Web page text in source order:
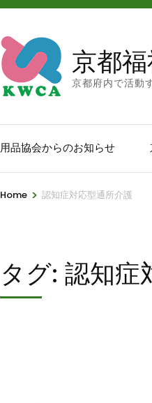
京都
京都府内で活動
用品協会からのお知らせ
Home > 認知症対応型通所介護
タグ: 認知症